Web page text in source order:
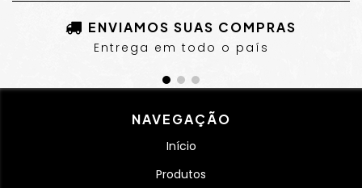
ENVIAMOS SUAS COMPRAS
Entrega em todo o país
NAVEGAÇÃO
Início
Produtos